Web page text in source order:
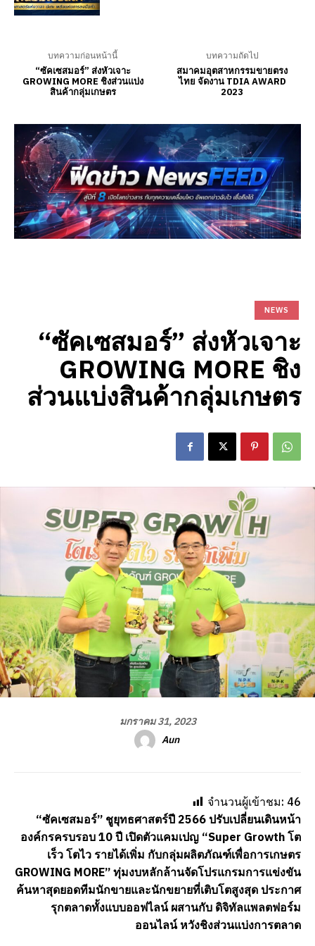
บทความก่อนหน้านี้
“ซัคเซสมอร์” ส่งหัวเจาะ
GROWING MORE ชิงส่วนแบ่ง
สินค้ากลุ่มเกษตร
บทความถัดไป
สมาคมอุตสาหกรรมขายตรง
ไทย จัดงาน TDIA AWARD
2023